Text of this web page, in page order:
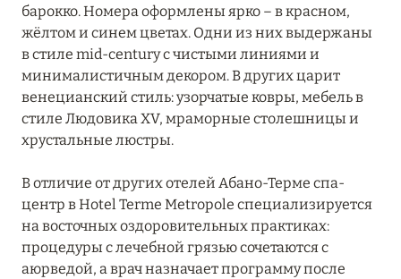
КАМПАНИЯ
ЛАЦИО
ЛИГУРИЯ 5
ПЬЕМОНТ 3
САРДИНИЯ
барокко. Номера оформлены ярко – в красном,
жёлтом и синем цветах. Одни из них выдержаны
в стиле mid-century с чистыми линиями и
минималистичным декором. В других царит
венецианский стиль: узорчатые ковры, мебель в
стиле Людовика XV, мраморные столешницы и
хрустальные люстры.
В отличие от других отелей Абано-Терме спа-
центр в Hotel Terme Metropole специализируется
на восточных оздоровительных практиках:
процедуры с лечебной грязью сочетаются с
аюрведой, а врач назначает программу после